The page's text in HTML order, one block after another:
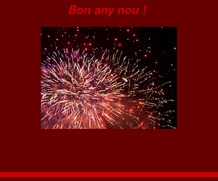
Bon any nou !